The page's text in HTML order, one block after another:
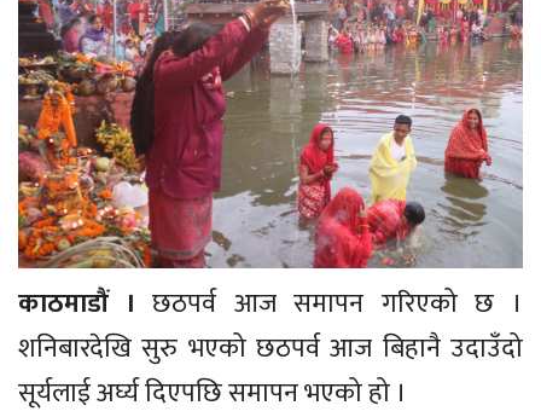
काठमाडौं ।छठपर्व आज समापन गरिएको छ ।
शनिबारदेखि सुरु भएको छठपर्व आज बिहानै उदाउँदो
सूर्यलाई अर्घ्य दिएपछि समापन भएको हो ।